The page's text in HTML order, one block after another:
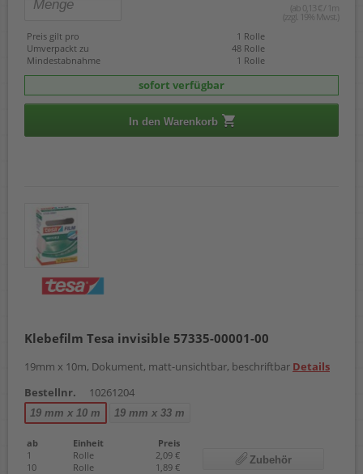
(ab 0,13 € / 1m
(zzgl. 19% Mwst.)
Preis gilt pro
1 Rolle
Umverpackt zu
48 Rolle
Mindestabnahme
1 Rolle
sofort verfügbar
In den Warenkorb
Klebefilm Tesa invisible 57335-00001-00
19mm x 10m, Dokument, matt-unsichtbar, beschriftbar Details
Bestellnr.
10261204
19 mm x 10 m 19 mm x 33 m
ab Einheit
Preis
1
Rolle
2,09 €
10
Rolle 1,89 €
Zubehör